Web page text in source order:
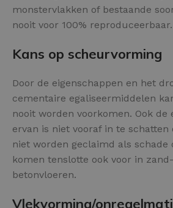
monstervlakken of bestaande
nooit voor 100% reproduceerbaar.
Kans op scheurvorming
Door de eigenschappen en het
cementaire egaliseermiddelen
nooit worden voorkomen. Ook de
ervan is niet vooraf in te schatten
niet worden geclaimd als schade
komen tenslotte ook voor in
betonvloeren.
Vlekvorming/